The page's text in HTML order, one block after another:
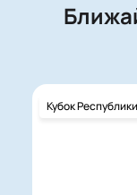
Кубок